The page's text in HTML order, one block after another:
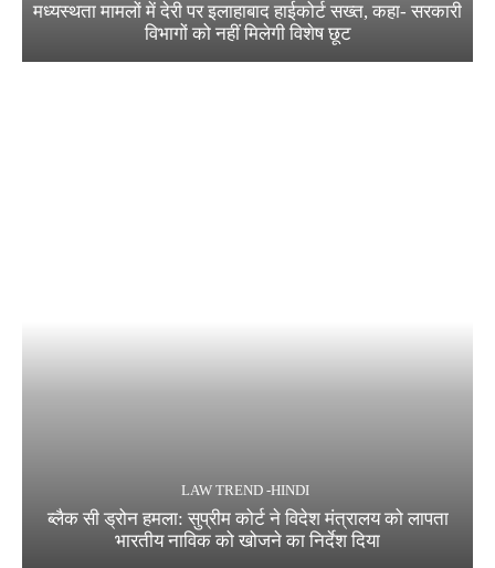
मध्यस्थता मामलों में देरी पर इलाहाबाद हाईकोर्ट सख्त, कहा- सरकारी
विभागों को नहीं मिलेगी विशेष छूट
LAW TREND -HINDI
ब्लैक सी ड्रोन हमला: सुप्रीम कोर्ट ने विदेश मंत्रालय को लापता
भारतीय नाविक को खोजने का निर्देश दिया